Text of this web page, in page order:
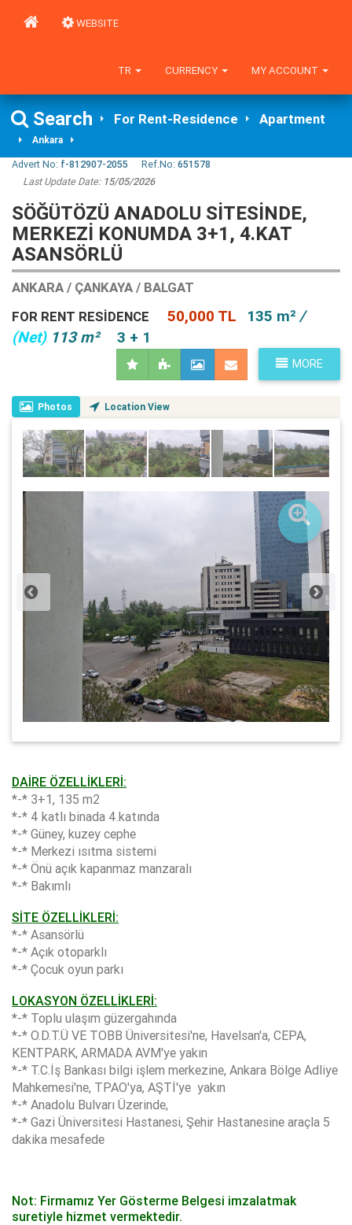
WEBSITE
MY ACCOUNT
CURRENCY
TR
Search For Rent-Residence Apartment
Ankara
Advert No: f-812907-2055 Ref.No: 651578
Last Update Date: 15/05/2026
SÖĞÜTÖZÜ ANADOLU SITESINDE,
MERKEZI KONUMDA 3+1, 4.KAT
ASANSÖRLÜ
ANKARA / ÇANKAYA / BALGAT
FOR RENT RESIDENCE
50,000 TL 135 m² /
(Net)113 m² 3 + 1
MORE
Photos Location View
DAİRE ÖZELLİKLERİ:
*-* 3+1, 135 m2
*-* 4 katlı binada 4.katında
*-* Güney, kuzey cephe
*-* Merkezi ısıtma sistemi
*-* Önü açık kapanmaz manzaralı
*-* Bakımlı
SİTE ÖZELLİKLERİ:
*-* Asansörlü
*-* Açık otoparklı
*-* Çocuk oyun parkı
LOKASYON ÖZELLİKLERİ:
*-* Toplu ulaşım güzergahında
*-* O.D.T.Ü VE TOBB Üniversitesi'ne, Havelsan'a, CEPA,
KENTPARK, ARMADA AVM'ye yakın
*-* T.C.İş Bankası bilgi işlem merkezine, Ankara Bölge Adliye
Mahkemesi'ne, TPAO'ya, AŞTİ'ye yakın
*-* Anadolu Bulvarı Üzerinde,
*-* Gazi Üniversitesi Hastanesi, Şehir Hastanesine araçla 5
dakika mesafede
Not: Firmamız Yer Gösterme Belgesi imzalatmak
suretiyle hizmet vermektedir.